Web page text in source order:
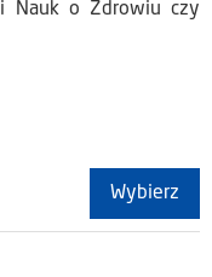
i Nauk o Zdrowiu czy
Wybierz